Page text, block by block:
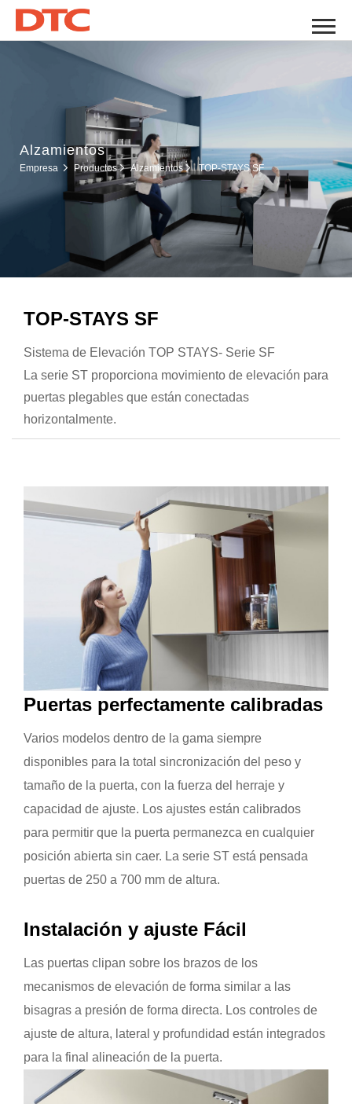
Alzamientos
Empresa Productos Alzamientos TOP-STAYS SF
TOP-STAYS SF
Sistema de Elevación TOP STAYS- Serie SF
La serie ST proporciona movimiento de elevación para
puertas plegables que están conectadas
horizontalmente.
Puertas perfectamente calibradas
Varios modelos dentro de la gama siempre
disponibles para la total sincronización del peso y
tamaño de la puerta, con la fuerza del herraje y
capacidad de ajuste. Los ajustes están calibrados
para permitir que la puerta permanezca en cualquier
posición abierta sin caer. La serie ST está pensada
puertas de 250 a 700 mm de altura.
Instalación y ajuste Fácil
Las puertas clipan sobre los brazos de los
mecanismos de elevación de forma similar a las
bisagras a presión de forma directa. Los controles de
ajuste de altura, lateral y profundidad están integrados
para la final alineación de la puerta.